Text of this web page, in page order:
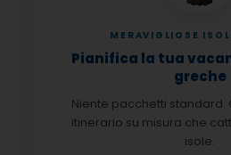
MERAVIGLIOSE
Pianifica la tua
greche
Niente pacchetti standard.
itinerario su misura che
isole.